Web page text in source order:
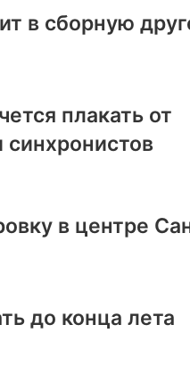
в сборную
плакать от
синхронистов
в центре
до конца лета